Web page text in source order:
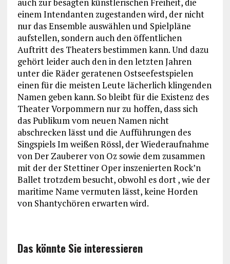
einem Intendanten zugestanden wird, der nicht
nur das Ensemble auswählen und Spielpläne
aufstellen, sondern auch den öffentlichen
Auftritt des Theaters bestimmen kann. Und dazu
gehört leider auch den in den letzten Jahren
unter die Räder geratenen Ostseefestspielen
einen für die meisten Leute lächerlich klingenden
Namen geben kann. So bleibt für die Existenz des
Theater Vorpommern nur zu hoffen, dass sich
das Publikum vom neuen Namen nicht
abschrecken lässt und die Aufführungen des
Singspiels Im weißen Rössl, der Wiederaufnahme
von Der Zauberer von Oz sowie dem zusammen
mit der der Stettiner Oper inszenierten Rock’n
Ballet trotzdem besucht, obwohl es dort , wie der
maritime Name vermuten lässt, keine Horden
von Shantychören erwarten wird.
Das könnte Sie interessieren